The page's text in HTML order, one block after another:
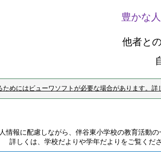
な人間
との関わりの
考え行
ためにはビューワソフトが必要な場合があります。詳
情報に配慮しながら、伴谷東小学校の教育活動の
詳しくは、学校だよりや学年だよりをご覧くださ